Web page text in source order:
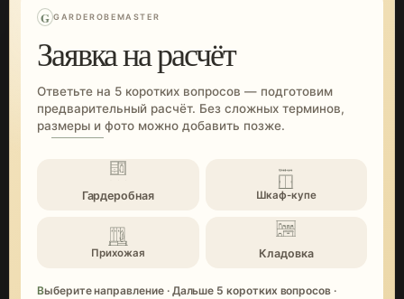
G GARDEROBEMASTER
Заявка на расчёт
Ответьте на 5 коротких вопросов — подготовим
предварительный расчёт. Без сложных терминов,
размеры и фото можно добавить позже.
Гардеробная Шкаф-купе
Прихожая Кладовка
Выберите направление · Дальше 5 коротких вопросов ·